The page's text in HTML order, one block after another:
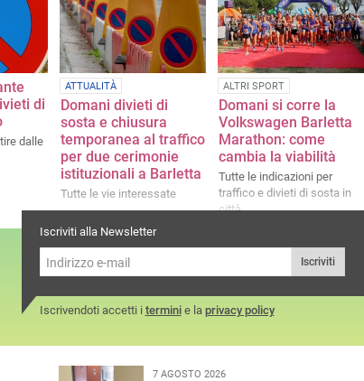
di
dalle
ATTUALITÀ
Domani divieti di
sosta e chiusura
temporanea al traffico
per due cerimonie
istituzionali a Barletta
Tutte le vie interessate
ALTRI SPORT
Domani si corre la
Volkswagen Barletta
Marathon: come
cambia la viabilità
Tutte le indicazioni per
traffico e divieti di sosta in
città
Iscriviti alla Newsletter
Iscriviti
Iscrivendoti accetti i terminie la privacy policy
7 AGOSTO 2026